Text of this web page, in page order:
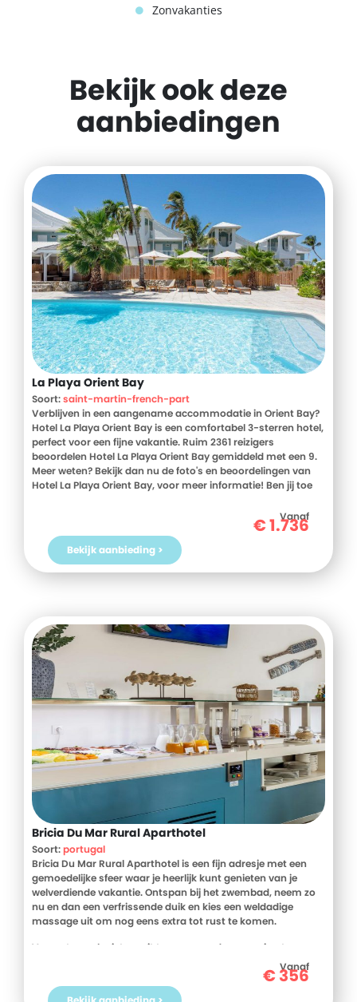
Zonvakanties
Bekijk ook deze
aanbiedingen
La Playa Orient Bay
Soort:saint-martin-french-part
Verblijven in een aangename accommodatie in Orient Bay?
Hotel La Playa Orient Bay is een comfortabel 3-sterren hotel,
perfect voor een fijne vakantie. Ruim 2361 reizigers
beoordelen Hotel La Playa Orient Bay gemiddeld met een 9.
Meer weten? Bekijk dan nu de foto's en beoordelingen van
Hotel La Playa Orient Bay, voor meer informatie! Ben jij toe
Boek jouw vakantie naar Hotel La Playa Orient Bay vandaag
Vanaf
€1.736
Bekijk aanbieding >
Bricia Du Mar Rural Aparthotel
Soort:portugal
Bricia Du Mar Rural Aparthotel is een fijn adresje met een
gemoedelijke sfeer waar je heerlijk kunt genieten van je
welverdiende vakantie. Ontspan bij het zwembad, neem zo
nu en dan een verfrissende duik en kies een weldadige
massage uit om nog eens extra tot rust te komen.
Vergeet er ook niet op uit te gaan om de omgeving te
ontdekken. Een auto huren is daarbij een slimme keuze,
zeker als je meer wilt zien dan alleen het strand. Ferragudo is
echt vlakbij en erg leuk om te bezoeken, net als Carvoeiro en
Vanaf
€356